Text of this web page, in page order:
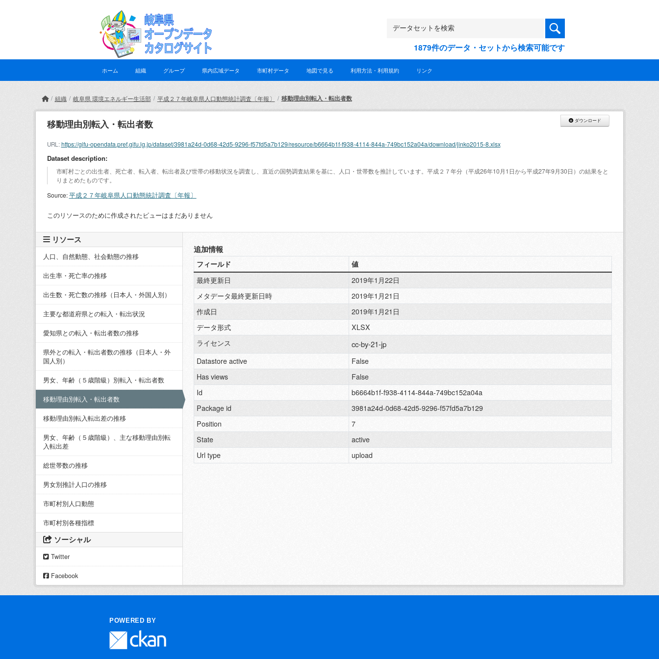
1879件のデータ・セットから検索可能です
ホーム 組織 グループ 県内広域データ 市町村データ 地図で見る 利用方法・利用規約 リンク
組織 岐阜県 環境エネルギー生活部 平成２７年岐阜県人口動態統計調査〔年報〕 移動理由別転入・転出者数
ダウンロード
移動理由別転入・転出者数
URL:https://gifu-opendata.pref.gifu.lg.jp/dataset/3981a24d-0d68-42d5-9296-f57fd5a7b129/resource/b6664b1f-f938-4114-844a-749bc152a04a/download/jinko2015-8.xlsx
Dataset description:
市町村ごとの出生者、死亡者、転入者、転出者及び世帯の移動状況を調査し、直近の国勢調査結果を基に、人口・世帯数を推計しています。平成２７年分（平成26年10月1日から平成27年9月30日）の結果をと
りまとめたものです。
Source:平成２７年岐阜県人口動態統計調査〔年報〕
このリソースのために作成されたビューはまだありません
リソース
人口、自然動態、社会動態の推移
出生率・死亡率の推移
出生数・死亡数の推移（日本人・外国人別）
主要な都道府県との転入・転出状況
愛知県との転入・転出者数の推移
県外との転入・転出者数の推移（日本人・外
国人別）
男女、年齢（５歳階級）別転入・転出者数
移動理由別転入・転出者数
移動理由別転入転出差の推移
男女、年齢（５歳階級）、主な移動理由別転
入転出差
総世帯数の推移
男女別推計人口の推移
市町村別人口動態
市町村別各種指標
ソーシャル
Twitter
Facebook
追加情報
フィールド
値
最終更新日
2019年1月22日
メタデータ最終更新日時
2019年1月21日
作成日
2019年1月21日
データ形式
XLSX
ライセンス
cc-by-21-jp
Datastore active
False
Has views
False
Id
b6664b1f-f938-4114-844a-749bc152a04a
Package id
3981a24d-0d68-42d5-9296-f57fd5a7b129
Position
7
State
active
Url type
upload
POWERED BY